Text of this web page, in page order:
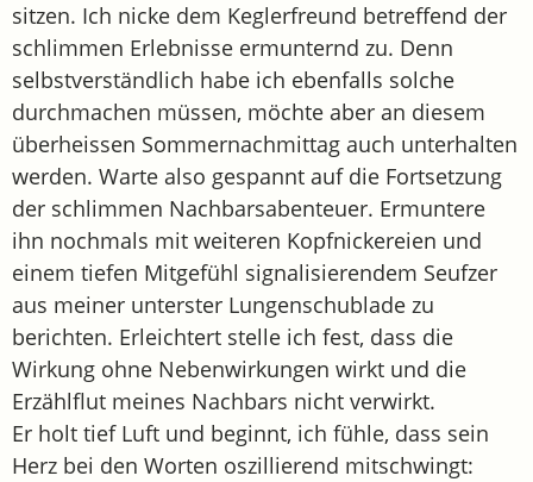
sitzen. Ich nicke dem Keglerfreund betreffend der
schlimmen Erlebnisse ermunternd zu. Denn
selbstverständlich habe ich ebenfalls solche
durchmachen müssen, möchte aber an diesem
überheissen Sommernachmittag auch unterhalten
werden. Warte also gespannt auf die Fortsetzung
der schlimmen Nachbarsabenteuer. Ermuntere
ihn nochmals mit weiteren Kopfnickereien und
einem tiefen Mitgefühl signalisierendem Seufzer
aus meiner unterster Lungenschublade zu
berichten. Erleichtert stelle ich fest, dass die
Wirkung ohne Nebenwirkungen wirkt und die
Erzählflut meines Nachbars nicht verwirkt.
Er holt tief Luft und beginnt, ich fühle, dass sein
Herz bei den Worten oszillierend mitschwingt: